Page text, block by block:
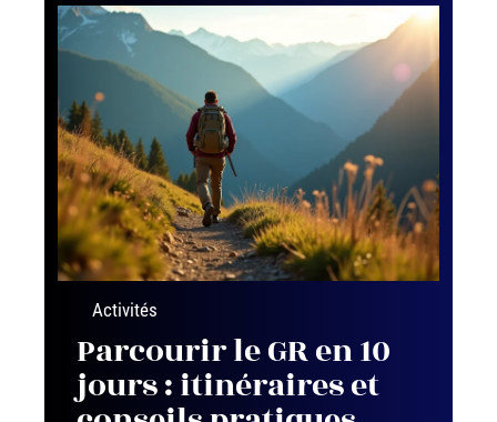
Activités
Parcourir le GR en 10
jours : itinéraires et